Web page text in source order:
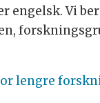
engelsk. Vi
lengre